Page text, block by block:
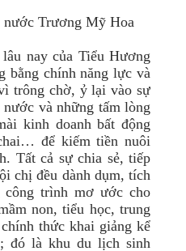
nước Trương Mỹ Hoa
nay của Tiểu Hương
bằng chính năng lực và
trông chờ, ỷ lại vào sự
và những tấm lòng
kinh doanh bất động
để kiếm tiền nuôi
Tất cả sự chia sẻ, tiếp
chị đều dành dụm, tích
công trình mơ ước cho
non, tiểu học, trung
thức khai giảng kể
đó là khu du lịch sinh